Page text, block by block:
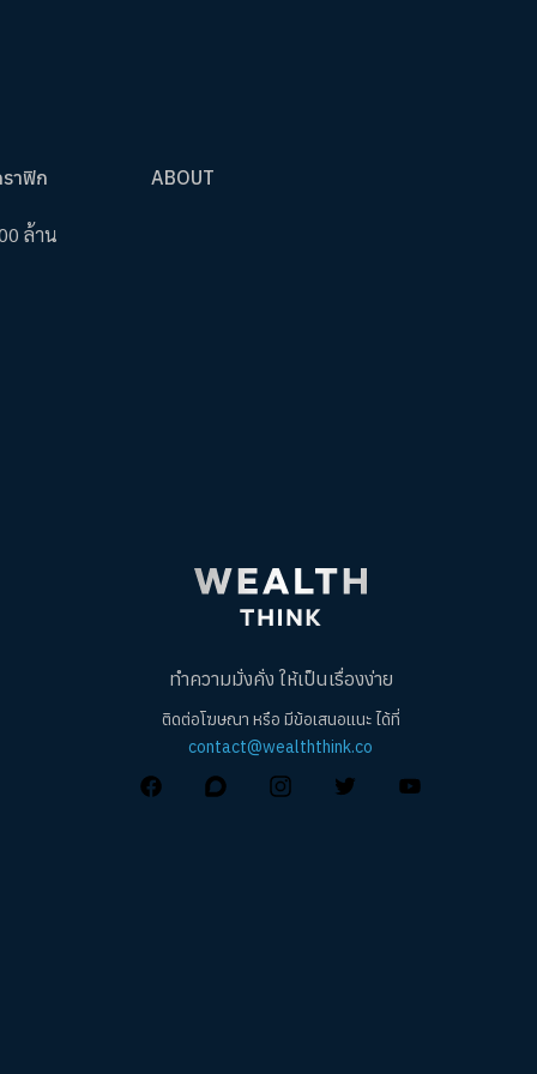
าฟิก ABOUT
ทำความมั่งคั่ง ให้เป็นเรื่องง่าย
ติดต่อโฆษณา หรือ มีข้อเสนอแนะ ได้ที่
contact@wealththink.co